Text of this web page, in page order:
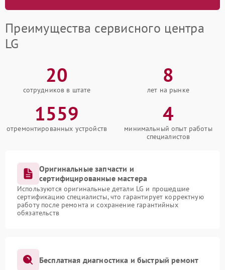
Преимущества сервисного центра
LG
20
сотрудников в штате
8
лет на рынке
1559
отремонтированных устройств
4
минимальный опыт работы
специалистов
Оригинальные запчасти и
сертифицированные мастера
Используются оригинальные детали LG и прошедшие
сертификацию специалисты, что гарантирует корректную
работу после ремонта и сохранение гарантийных
обязательств
Бесплатная диагностика и быстрый ремонт